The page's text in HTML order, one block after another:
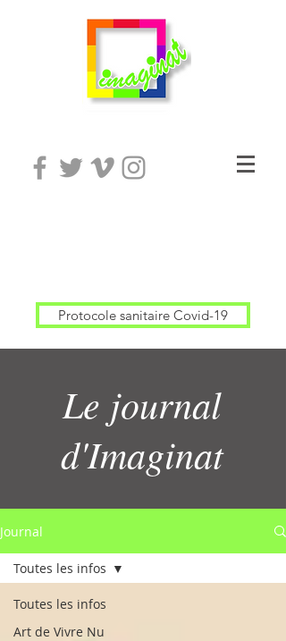
Protocole sanitaire Covid-19
Le journal
d'Imaginat
Journal
Toutes les infos
Art de Vivre Nu
Toutes les infos